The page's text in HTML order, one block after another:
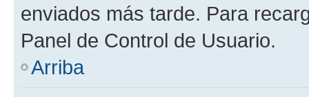
enviados más tarde. Para
Panel de Control de Usuario.
Arriba